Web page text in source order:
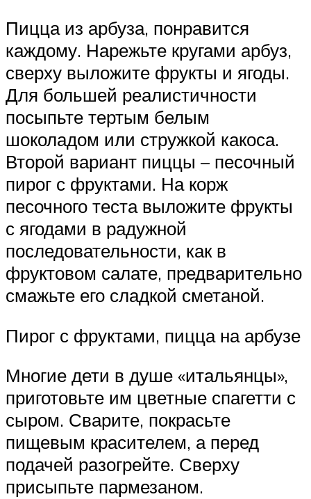
Пицца из арбуза, понравится
каждому. Нарежьте кругами арбуз,
сверху выложите фрукты и ягоды.
Для большей реалистичности
посыпьте тертым белым
шоколадом или стружкой какоса.
Второй вариант пиццы – песочный
пирог с фруктами. На корж
песочного теста выложите фрукты
с ягодами в радужной
последовательности, как в
фруктовом салате, предварительно
смажьте его сладкой сметаной.
Пирог с фруктами, пицца на арбузе
Многие дети в душе «итальянцы»,
приготовьте им цветные спагетти с
сыром. Сварите, покрасьте
пищевым красителем, а перед
подачей разогрейте. Сверху
присыпьте пармезаном.